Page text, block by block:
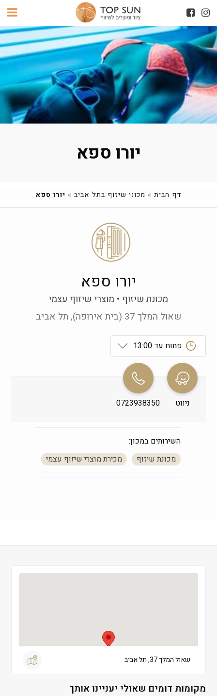
יורו ספא
דף הבית » מכוני שיזוף בתל אביב » יורו ספא
יורו ספא
מכונת שיזוף
מוצרי שיזוף עצמי
שאול המלך 37 (בית אירופה), תל אביב
פתוח עד 13:00
ראשון
שני
09:00-19:00
שלישי
09:00-19:00
חמישי 09:00-19:00
שישי 09:00-13:00
סגור
ניווט 0723938350
השירותים במכון:
מכונת שיזוף
מכירת מוצרי שיזוף עצמי
שאול המלך 37, תל אביב
מקומות דומים שאולי יעניינו אותך